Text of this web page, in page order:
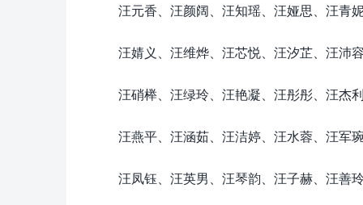
汪元香、汪颜阔、汪知瑶、汪娅思、汪青妮
汪婧义、汪维烨、汪芯悦、汪汐芷、汪沛容
汪硝榉、汪绿玲、汪艳凝、汪彤彤、汪杰利
汪燕平、汪涵茹、汪洁婷、汪水蓉、汪军琬
汪凤钰、汪英男、汪琴韵、汪子赫、汪善玲